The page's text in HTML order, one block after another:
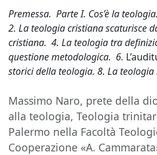
Premessa. Parte I. Cos’è la
2. La teologia cristiana scaturisce
cristiana. 4. La teologia tra
questione metodologica. 6.
storici della teologia. 8. La
Massimo Naro, prete della
alla teologia, Teologia
Palermo nella Facoltà
Cooperazione «A.